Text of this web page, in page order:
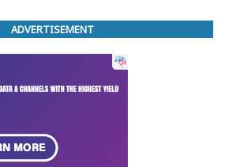
ADVERTISEMENT